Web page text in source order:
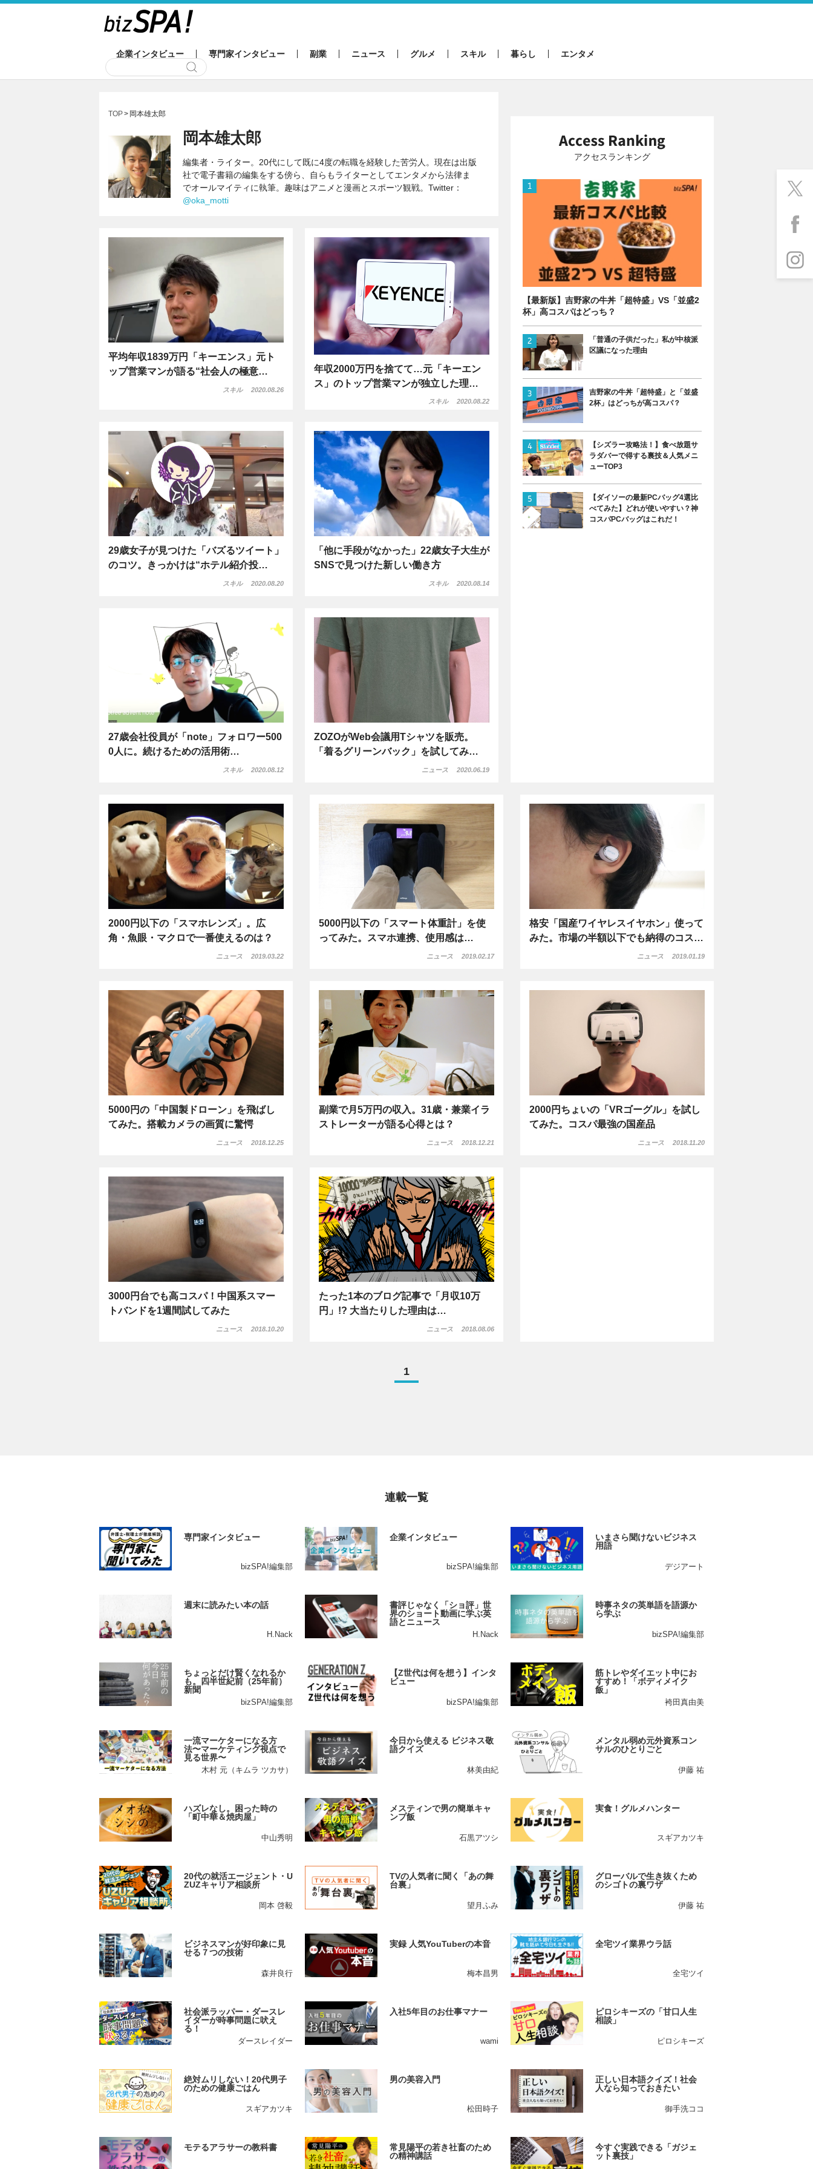
企業インタビュー 専門家インタビュー 副業 ニュース グルメ スキル 暮らし エンタメ
TOP 岡本雄太郎
岡本雄太郎
編集者・ライター。20代にして既に4度の転職を経験した苦労人。現在は出版
社で電子書籍の編集をする傍ら、自らもライターとしてエンタメから法律ま
でオールマイティに執筆。趣味はアニメと漫画とスポーツ観戦。Twitter：
@oka_motti
平均年収1839万円「キーエンス」元ト
ップ営業マンが語る“社会人の極意…
スキル 2020.08.26
年収2000万円を捨てて…元「キーエン
ス」のトップ営業マンが独立した理…
スキル 2020.08.22
29歳女子が見つけた「バズるツイート」
のコツ。きっかけは“ホテル紹介投…
スキル 2020.08.20
「他に手段がなかった」22歳女子大生が
SNSで見つけた新しい働き方
スキル 2020.08.14
27歳会社役員が「note」フォロワー500
0人に。続けるための活用術…
スキル 2020.08.12
ZOZOがWeb会議用Tシャツを販売。
「着るグリーンバック」を試してみ…
ニュース 2020.06.19
アクセスランキング
【最新版】吉野家の牛丼「超特盛」VS「並盛2
杯」高コスパはどっち？
「普通の子供だった」私が中核派
区議になった理由
吉野家の牛丼「超特盛」と「並盛
2杯」はどっちが高コスパ？
【シズラー攻略法！】食べ放題サ
ラダバーで得する裏技＆人気メニ
ューTOP3
【ダイソーの最新PCバッグ4選比
べてみた】どれが使いやすい？神
コスパPCバッグはこれだ！
2000円以下の「スマホレンズ」。広
角・魚眼・マクロで一番使えるのは？
ニュース 2019.03.22
5000円以下の「スマート体重計」を使
ってみた。スマホ連携、使用感は…
ニュース 2019.02.17
格安「国産ワイヤレスイヤホン」使って
みた。市場の半額以下でも納得のコス…
ニュース 2019.01.19
5000円の「中国製ドローン」を飛ばし
てみた。搭載カメラの画質に驚愕
ニュース 2018.12.25
副業で月5万円の収入。31歳・兼業イラ
ストレーターが語る心得とは？
ニュース 2018.12.21
2000円ちょいの「VRゴーグル」を試し
てみた。コスパ最強の国産品
ニュース 2018.11.20
3000円台でも高コスパ！中国系スマー
トバンドを1週間試してみた
ニュース 2018.10.20
たった1本のブログ記事で「月収10万
円」!? 大当たりした理由は…
ニュース 2018.08.06
1
連載一覧
専門家インタビュー
bizSPA!編集部
企業インタビュー
bizSPA!編集部
いまさら聞けないビジネス
用語
デジアート
週末に読みたい本の話
H.Nack
書評じゃなく「ショ評」世
界のショート動画に学ぶ英
語とニュース
H.Nack
時事ネタの英単語を語源か
ら学ぶ
bizSPA!編集部
ちょっとだけ賢くなれるか
も。四半世紀前（25年前）
新聞
bizSPA!編集部
【Z世代は何を想う】インタ
ビュー
bizSPA!編集部
筋トレやダイエット中にお
すすめ！「ボディメイク
飯」
袴田真由美
一流マーケターになる方
法〜マーケティング視点で
見る世界〜
木村 元（キムラ ツカサ）
今日から使える ビジネス敬
語クイズ
林美由紀
メンタル弱め元外資系コン
サルのひとりごと
伊藤 祐
ハズレなし。困った時の
「町中華＆焼肉屋」
中山秀明
メスティンで男の簡単キャ
ンプ飯
石黒アツシ
実食！グルメハンター
スギアカツキ
20代の就活エージェント・U
ZUZキャリア相談所
岡本 啓毅
TVの人気者に聞く「あの舞
台裏」
望月ふみ
グローバルで生き抜くため
のシゴトの裏ワザ
伊藤 祐
ビジネスマンが好印象に見
せる７つの技術
森井良行
実録 人気YouTuberの本音
梅本昌男
全宅ツイ業界ウラ話
全宅ツイ
社会派ラッパー・ダースレ
イダーが時事問題に吠え
る！
ダースレイダー
入社5年目のお仕事マナー
wami
ピロシキーズの「甘口人生
相談」
ピロシキーズ
絶対ムリしない！20代男子
のための健康ごはん
スギアカツキ
男の美容入門
松田時子
正しい日本語クイズ！社会
人なら知っておきたい
御手洗ココ
モテるアラサーの教科書
常見陽平の若き社畜のため
の精神講話
今すぐ実践できる「ガジェ
ット裏技」